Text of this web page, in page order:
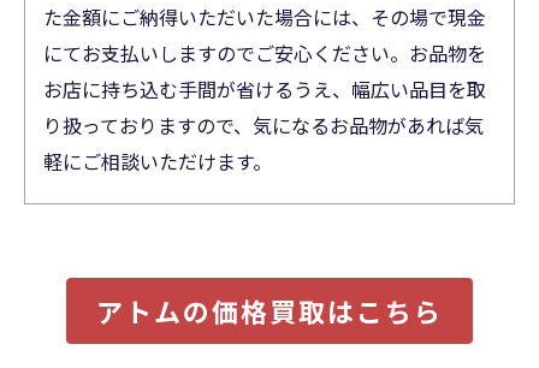
た金額にご納得いただいた場合には、その場で現金
にてお支払いしますのでご安心ください。お品物を
お店に持ち込む手間が省けるうえ、幅広い品目を取
り扱っておりますので、気になるお品物があれば気
軽にご相談いただけます。
アトムの価格買取はこちら